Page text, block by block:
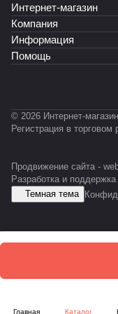
-
P
R
O
F
R
К
T
0
3
1
Т
0
2
3
Главная Каталог
Интернет-магазин
Компания
Информация
Помощь
© 2026 Интернет-
Регистрация в
Продвижение сайта -
Разработка и поддержка
Темная тема